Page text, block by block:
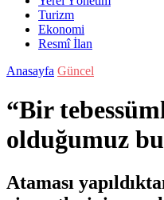
Turizm
Ekonomi
Resmî İlan
Anasayfa Güncel
“Bir
olduğumuz
Ataması